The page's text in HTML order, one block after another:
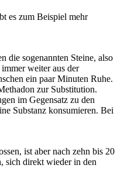
es zum Beispiel mehr
die sogenannten Steine, also
weiter aus der
ein paar Minuten Ruhe.
zur Substitution.
im Gegensatz zu den
Substanz konsumieren. Bei
ist aber nach zehn bis 20
sich direkt wieder in den